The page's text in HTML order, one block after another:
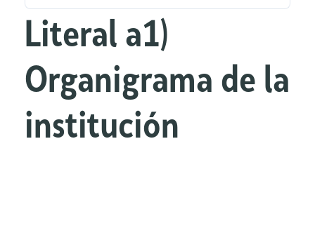
Literal a1)
Organigrama de la
institución